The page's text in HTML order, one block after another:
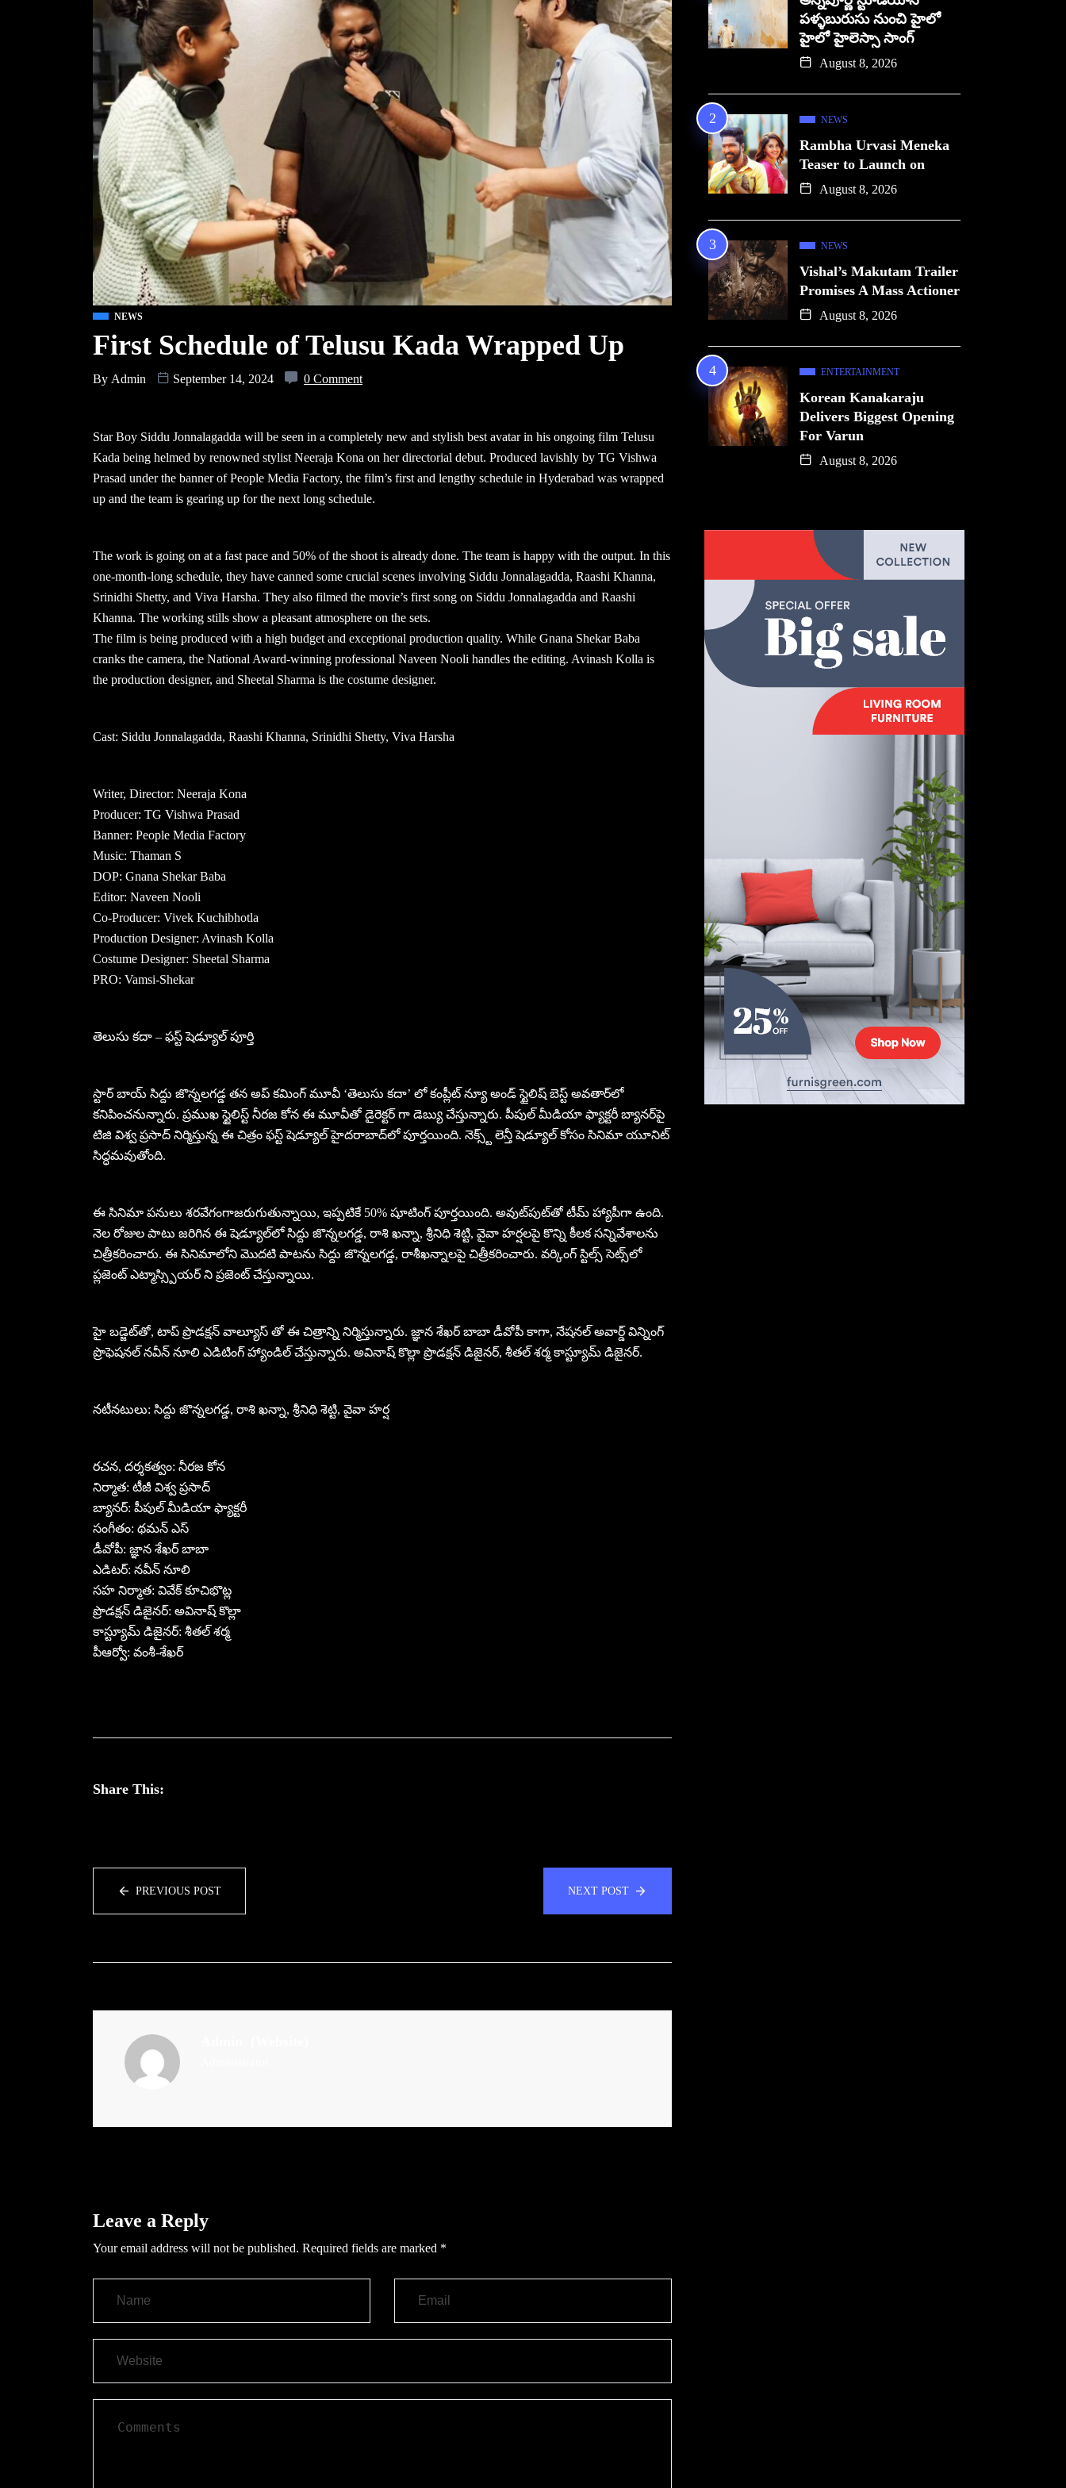
NEWS
First Schedule of Telusu Kada Wrapped Up
By Admin September 14, 2024 0 Comment
Star Boy Siddu Jonnalagadda will be seen in a completely new and stylish best avatar in his ongoing film Telusu
Kada being helmed by renowned stylist Neeraja Kona on her directorial debut. Produced lavishly by TG Vishwa
Prasad under the banner of People Media Factory, the film’s first and lengthy schedule in Hyderabad was wrapped
up and the team is gearing up for the next long schedule.
The work is going on at a fast pace and 50% of the shoot is already done. The team is happy with the output. In this
one-month-long schedule, they have canned some crucial scenes involving Siddu Jonnalagadda, Raashi Khanna,
Srinidhi Shetty, and Viva Harsha. They also filmed the movie’s first song on Siddu Jonnalagadda and Raashi
Khanna. The working stills show a pleasant atmosphere on the sets.
The film is being produced with a high budget and exceptional production quality. While Gnana Shekar Baba
cranks the camera, the National Award-winning professional Naveen Nooli handles the editing. Avinash Kolla is
the production designer, and Sheetal Sharma is the costume designer.
Cast: Siddu Jonnalagadda, Raashi Khanna, Srinidhi Shetty, Viva Harsha
Writer, Director: Neeraja Kona
Producer: TG Vishwa Prasad
Banner: People Media Factory
Music: Thaman S
DOP: Gnana Shekar Baba
Editor: Naveen Nooli
Co-Producer: Vivek Kuchibhotla
Production Designer: Avinash Kolla
Costume Designer: Sheetal Sharma
PRO: Vamsi-Shekar
తెలుసు కదా – ఫస్ట్ షెడ్యూల్ పూర్తి
స్టార్ బాయ్ సిద్దు జొన్నలగడ్డ తన అప్ కమింగ్ మూవీ ‘తెలుసు కదా’ లో కంప్లీట్ న్యూ అండ్ స్టైలిష్ బెస్ట్ అవతార్‌లో
కనిపించనున్నారు. ప్రముఖ స్టైలిస్ట్ నీరజ కోన ఈ మూవీతో డైరెక్టర్ గా డెబ్యు చేస్తున్నారు. పీపుల్ మీడియా ఫ్యాక్టరీ బ్యానర్‌పై
టిజి విశ్వ ప్రసాద్ నిర్మిస్తున్న ఈ చిత్రం ఫస్ట్ షెడ్యూల్‌ హైదరాబాద్‌లో పూర్తయింది. నెక్స్ట్ లెన్తీ షెడ్యూల్ కోసం సినిమా యూనిట్
సిద్ధమవుతోంది.
ఈ సినిమా పనులు శరవేగంగాజరుగుతున్నాయి, ఇప్పటికే 50% షూటింగ్ పూర్తయింది. అవుట్‌పుట్‌తో టీమ్‌ హ్యాపీగా ఉంది.
నెల రోజుల పాటు జరిగిన ఈ షెడ్యూల్‌లో సిద్దు జొన్నలగడ్డ, రాశి ఖన్నా, శ్రీనిధి శెట్టి, వైవా హర్షలపై కొన్ని కీలక సన్నివేశాలను
చిత్రీకరించారు. ఈ సినిమాలోని మొదటి పాటను సిద్దు జొన్నలగడ్డ, రాశీఖన్నాలపై చిత్రీకరించారు. వర్కింగ్ స్టిల్స్ సెట్స్‌లో
ప్లజెంట్ ఎట్మాస్స్పియర్ ని ప్రజెంట్ చేస్తున్నాయి.
హై బడ్జెట్‌తో, టాప్ ప్రొడక్షన్ వాల్యూస్ తో ఈ చిత్రాన్ని నిర్మిస్తున్నారు. జ్ఞాన శేఖర్ బాబా డీవోపీ కాగా, నేషనల్ అవార్డ్ విన్నింగ్
ప్రొఫెషనల్ నవీన్ నూలి ఎడిటింగ్ హ్యాండిల్ చేస్తున్నారు. అవినాష్ కొల్లా ప్రొడక్షన్ డిజైనర్, శీతల్ శర్మ కాస్ట్యూమ్ డిజైనర్.
నటీనటులు: సిద్దు జొన్నలగడ్డ, రాశి ఖన్నా, శ్రీనిధి శెట్టి, వైవా హర్ష
రచన, దర్శకత్వం: నీరజ కోన
నిర్మాత: టీజీ విశ్వ ప్రసాద్
బ్యానర్: పీపుల్ మీడియా ఫ్యాక్టరీ
సంగీతం: థమన్ ఎస్
డీవోపీ: జ్ఞాన శేఖర్ బాబా
ఎడిటర్: నవీన్ నూలి
సహ నిర్మాత: వివేక్ కూచిభొట్ల
ప్రొడక్షన్ డిజైనర్: అవినాష్ కొల్లా
కాస్ట్యూమ్ డిజైనర్: శీతల్ శర్మ
పీఆర్వో: వంశీ-శేఖర్
Share This:
PREVIOUS POST NEXT POST
Leave a Reply
Your email address will not be published. Required fields are marked *
పళ్ళబురుసు నుంచి హైలో
హైలో హైలెస్సా సాంగ్
August 8, 2026
NEWS
Rambha Urvasi Meneka
Teaser to Launch on
August 8, 2026
NEWS
Vishal’s Makutam Trailer
Promises A Mass Actioner
August 8, 2026
ENTERTAINMENT
Korean Kanakaraju
Delivers Biggest Opening
For Varun
August 8, 2026